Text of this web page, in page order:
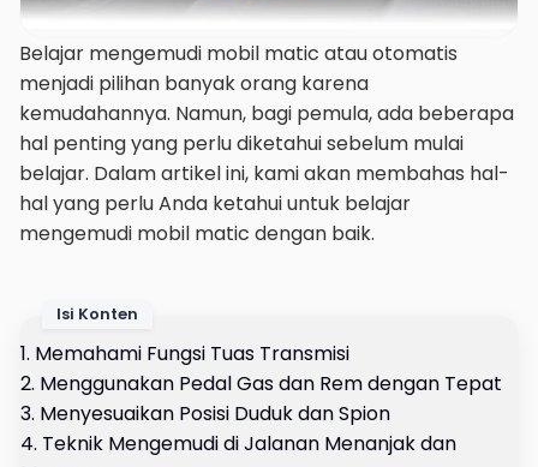
Belajar mengemudi mobil matic atau otomatis
menjadi pilihan banyak orang karena
kemudahannya. Namun, bagi pemula, ada beberapa
hal penting yang perlu diketahui sebelum mulai
belajar. Dalam artikel ini, kami akan membahas hal-
hal yang perlu Anda ketahui untuk belajar
mengemudi mobil matic dengan baik.
Isi Konten
1. Memahami Fungsi Tuas Transmisi
2. Menggunakan Pedal Gas dan Rem dengan Tepat
3. Menyesuaikan Posisi Duduk dan Spion
4. Teknik Mengemudi di Jalanan Menanjak dan